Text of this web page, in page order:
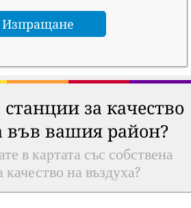
за качество
във вашия район?
в картата със собствена
качество на въздуха?